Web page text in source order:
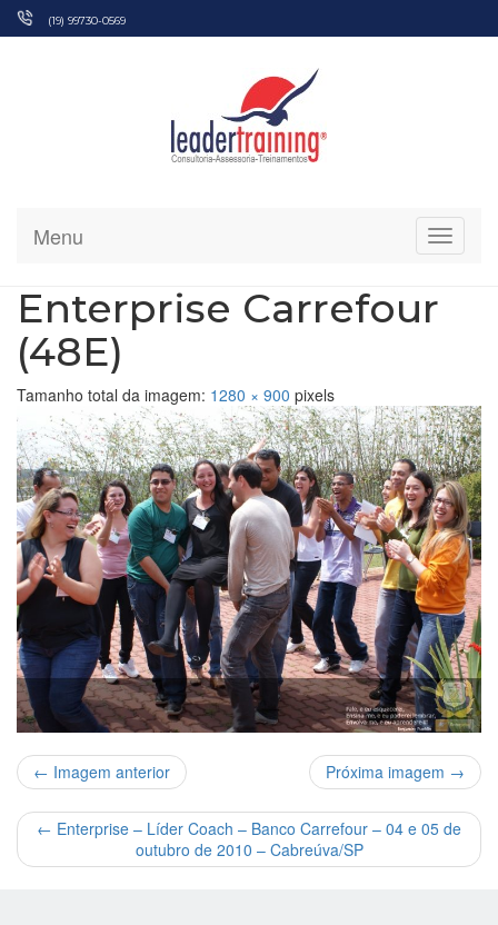
Pular
(19) 99730-0569
Menu
Enterprise Carrefour
(48E)
Tamanho total da imagem: 1280 × 900 pixels
← Imagem anterior Próxima imagem →
← Enterprise – Líder Coach – Banco Carrefour – 04 e 05 de
outubro de 2010 – Cabreúva/SP